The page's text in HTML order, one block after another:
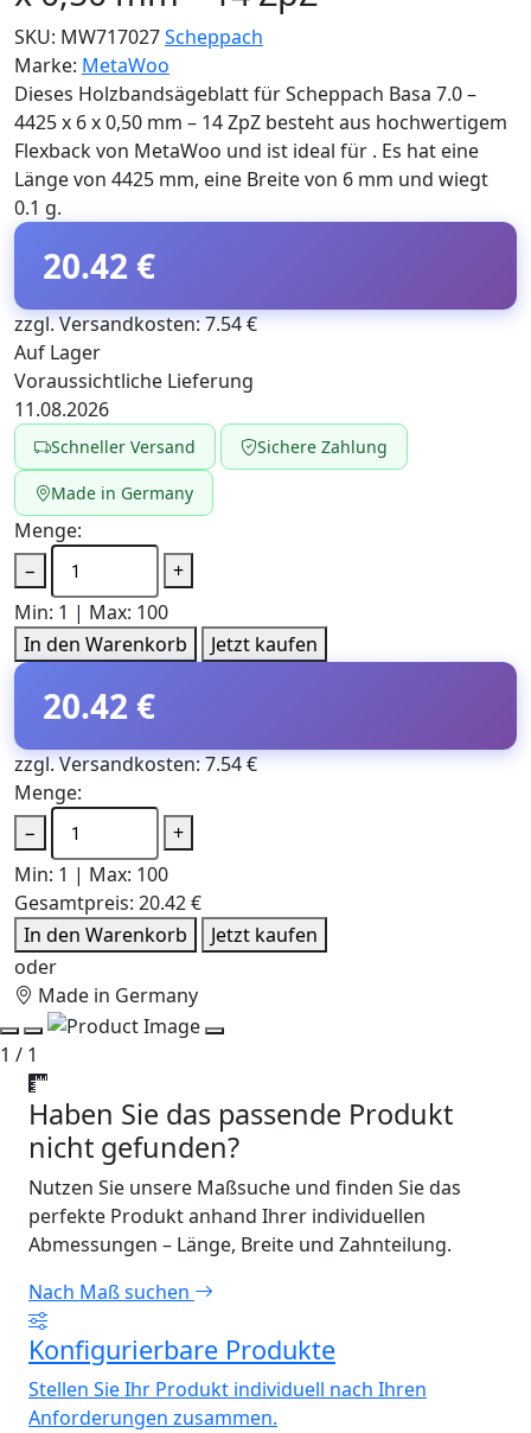
SKU: MW717027Scheppach
Marke: MetaWoo
Dieses Holzbandsägeblatt für Scheppach Basa 7.0 –
4425 x 6 x 0,50 mm – 14 ZpZ besteht aus hochwertigem
Flexback von MetaWoo und ist ideal für . Es hat eine
Länge von 4425 mm, eine Breite von 6 mm und wiegt
0.1 g.
20.42 €
zzgl. Versandkosten: 7.54 €
Auf Lager
Voraussichtliche Lieferung
11.08.2026
Schneller Versand Sichere Zahlung
Made in Germany
Menge:
−
+
Min: 1 | Max: 100
In den Warenkorb
Jetzt kaufen
20.42 €
zzgl. Versandkosten: 7.54 €
Menge:
−
+
Min: 1 | Max: 100
Gesamtpreis: 20.42 €
In den Warenkorb
Jetzt kaufen
oder
Made in Germany
1 / 1
Haben Sie das passende Produkt
nicht gefunden?
Nutzen Sie unsere Maßsuche und finden Sie das
perfekte Produkt anhand Ihrer individuellen
Abmessungen – Länge, Breite und Zahnteilung.
Nach Maß suchen
Konfigurierbare Produkte
Stellen Sie Ihr Produkt individuell nach Ihren
Anforderungen zusammen.